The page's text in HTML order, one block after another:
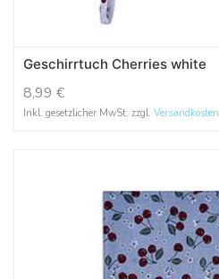
Geschirrtuch Cherries white
8,99 €
Inkl. gesetzlicher MwSt. zzgl. Versandkosten